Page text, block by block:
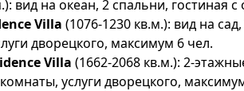
вид на океан, 2 спальни,
Villa (1076-1230 кв.м.): вид на
дворецкого, максимум 6 чел.
Villa (1662-2068 кв.м.): 2-
услуги дворецкого,